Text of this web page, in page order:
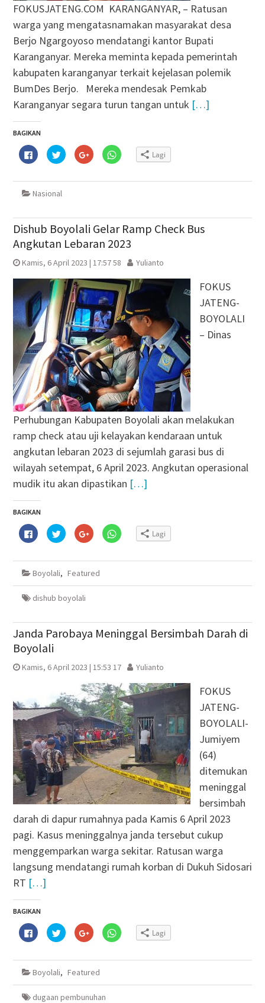
FOKUSJATENG.COM KARANGANYAR, – Ratusan
warga yang mengatasnamakan masyarakat desa
Berjo Ngargoyoso mendatangi kantor Bupati
Karanganyar. Mereka meminta kepada pemerintah
kabupaten karanganyar terkait kejelasan polemik
BumDes Berjo. Mereka mendesak Pemkab
Karanganyar segara turun tangan untuk […]
BAGIKAN
Klik
untuk
membagikan
Facebook(Membuka
jendela
Klik
untuk
berbagi
Twitter(Membuka
jendela
Klik
untuk
berbagi
Google+
baru)
Klik
untuk
WhatsApp(Membuka
Lagi
Nasional
Dishub Boyolali Gelar Ramp Check Bus
Angkutan Lebaran 2023
Kamis, 6 April 2023 | 17:57 58 Yulianto
FOKUS
JATENG-
BOYOLALI
– Dinas
Perhubungan Kabupaten Boyolali akan melakukan
ramp check atau uji kelayakan kendaraan untuk
angkutan lebaran 2023 di sejumlah garasi bus di
wilayah setempat, 6 April 2023. Angkutan operasional
mudik itu akan dipastikan […]
BAGIKAN
Klik
untuk
membagikan
Facebook(Membuka
jendela
baru)
Klik
untuk
berbagi
Twitter(Membuka
jendela
baru)
Klik
untuk
berbagi
Google+
di
yang
Klik
untuk
WhatsApp(Membuka
baru)
Lagi
Boyolali, Featured
dishub boyolali
Janda Parobaya Meninggal Bersimbah Darah di
Boyolali
Kamis, 6 April 2023 | 15:53 17 Yulianto
FOKUS
JATENG-
BOYOLALI-
Jumiyem
(64)
ditemukan
meninggal
bersimbah
darah di dapur rumahnya pada Kamis 6 April 2023
pagi. Kasus meninggalnya janda tersebut cukup
menggemparkan warga sekitar. Ratusan warga
langsung mendatangi rumah korban di Dukuh Sidosari
RT […]
BAGIKAN
Klik
untuk
membagikan
Facebook(Membuka
jendela
yang
baru)
Klik
untuk
berbagi
Twitter(Membuka
jendela
baru)
Klik
untuk
berbagi
Google+
di
yang
baru)
Klik
untuk
WhatsApp(Membuka
baru)
Lagi
Boyolali, Featured
dugaan pembunuhan